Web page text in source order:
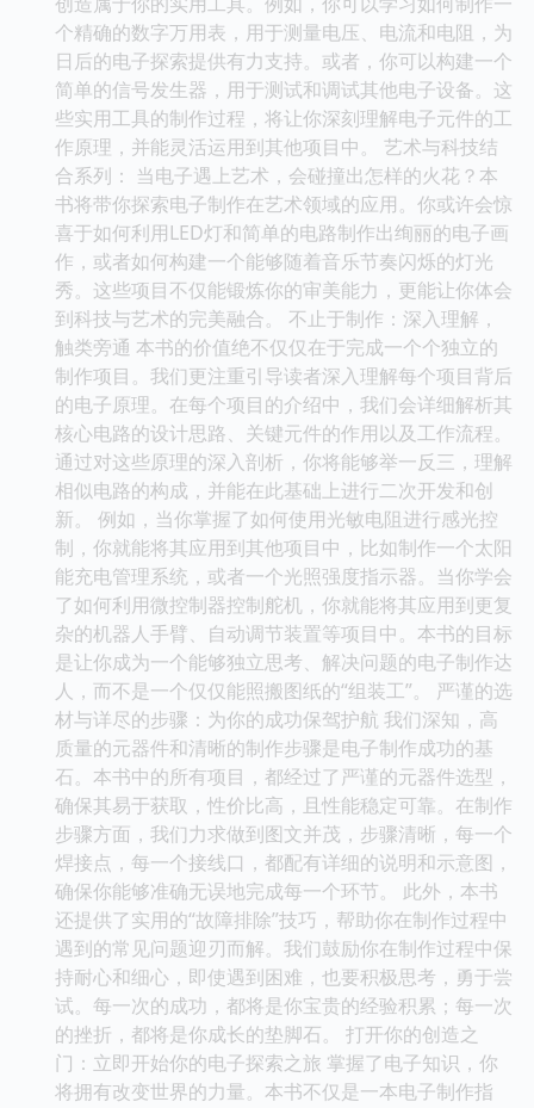
个精确的数字万用表，用于测量电压、电流和电阻，为
日后的电子探索提供有力支持。或者，你可以构建一个
简单的信号发生器，用于测试和调试其他电子设备。这
些实用工具的制作过程，将让你深刻理解电子元件的工
作原理，并能灵活运用到其他项目中。 艺术与科技结
合系列： 当电子遇上艺术，会碰撞出怎样的火花？本
书将带你探索电子制作在艺术领域的应用。你或许会惊
喜于如何利用LED灯和简单的电路制作出绚丽的电子画
作，或者如何构建一个能够随着音乐节奏闪烁的灯光
秀。这些项目不仅能锻炼你的审美能力，更能让你体会
到科技与艺术的完美融合。 不止于制作：深入理解，
触类旁通 本书的价值绝不仅仅在于完成一个个独立的
制作项目。我们更注重引导读者深入理解每个项目背后
的电子原理。在每个项目的介绍中，我们会详细解析其
核心电路的设计思路、关键元件的作用以及工作流程。
通过对这些原理的深入剖析，你将能够举一反三，理解
相似电路的构成，并能在此基础上进行二次开发和创
新。 例如，当你掌握了如何使用光敏电阻进行感光控
制，你就能将其应用到其他项目中，比如制作一个太阳
能充电管理系统，或者一个光照强度指示器。当你学会
了如何利用微控制器控制舵机，你就能将其应用到更复
杂的机器人手臂、自动调节装置等项目中。本书的目标
是让你成为一个能够独立思考、解决问题的电子制作达
人，而不是一个仅仅能照搬图纸的“组装工”。 严谨的选
材与详尽的步骤：为你的成功保驾护航 我们深知，高
质量的元器件和清晰的制作步骤是电子制作成功的基
石。本书中的所有项目，都经过了严谨的元器件选型，
确保其易于获取，性价比高，且性能稳定可靠。在制作
步骤方面，我们力求做到图文并茂，步骤清晰，每一个
焊接点，每一个接线口，都配有详细的说明和示意图，
确保你能够准确无误地完成每一个环节。 此外，本书
还提供了实用的“故障排除”技巧，帮助你在制作过程中
遇到的常见问题迎刃而解。我们鼓励你在制作过程中保
持耐心和细心，即使遇到困难，也要积极思考，勇于尝
试。每一次的成功，都将是你宝贵的经验积累；每一次
的挫折，都将是你成长的垫脚石。 打开你的创造之
门：立即开始你的电子探索之旅 掌握了电子知识，你
将拥有改变世界的力量。本书不仅是一本电子制作指